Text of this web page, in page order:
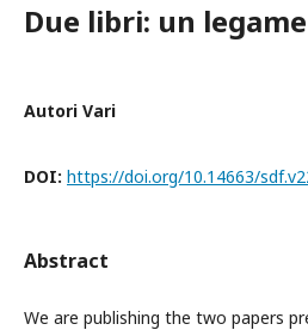
Due libri: un
Autori Vari
DOI: https://doi.org/10.14663/
Abstract
We are publishing the two papers